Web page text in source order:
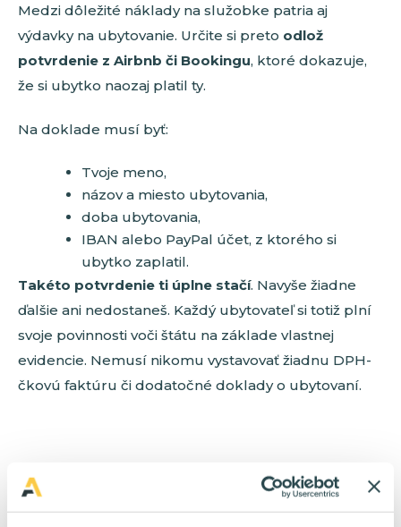
Medzi dôležité náklady na služobke patria aj
výdavky na ubytovanie. Určite si preto odlož
potvrdenie z Airbnb či Bookingu, ktoré dokazuje,
že si ubytko naozaj platil ty.
Na doklade musí byť:
Tvoje meno,
názov a miesto ubytovania,
doba ubytovania,
IBAN alebo PayPal účet, z ktorého si
ubytko zaplatil.
Takéto potvrdenie ti úplne stačí. Navyše žiadne
ďalšie ani nedostaneš. Každý ubytovateľ si totiž plní
svoje povinnosti voči štátu na základe vlastnej
evidencie. Nemusí nikomu vystavovať žiadnu DPH-
čkovú faktúru či dodatočné doklady o ubytovaní.
Zabudli sme na niečo? Napíš nám na Facebooku